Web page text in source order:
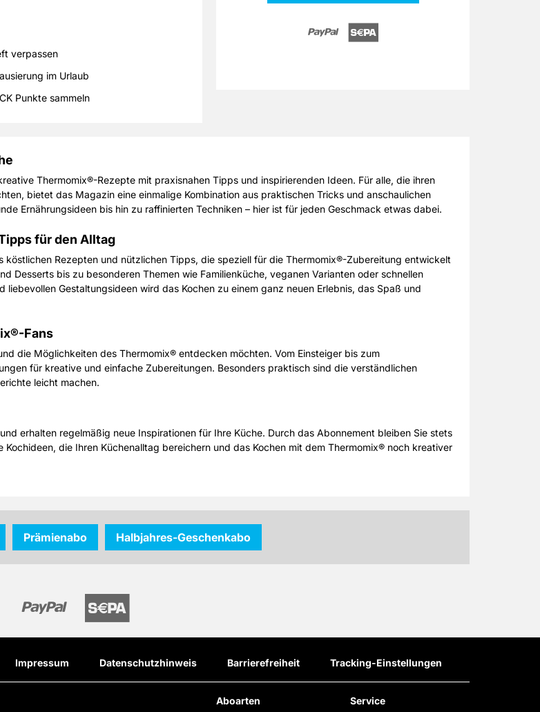
verpassen
im Urlaub
Punkte sammeln
Thermomix®-Rezepte mit praxisnahen Tipps und inspirierenden Ideen. Für alle, die ihren
bietet das Magazin eine einmalige Kombination aus praktischen Tricks und anschaulichen
Ernährungsideen bis hin zu raffinierten Techniken – hier ist für jeden Geschmack etwas dabei.
für den Alltag
Rezepten und nützlichen Tipps, die speziell für die Thermomix®-Zubereitung entwickelt
Desserts bis zu besonderen Themen wie Familienküche, veganen Varianten oder schnellen
Gestaltungsideen wird das Kochen zu einem ganz neuen Erlebnis, das Spaß und
Fans
die Möglichkeiten des Thermomix® entdecken möchten. Vom Einsteiger bis zum
für kreative und einfache Zubereitungen. Besonders praktisch sind die verständlichen
leicht machen.
erhalten regelmäßig neue Inspirationen für Ihre Küche. Durch das Abonnement bleiben Sie stets
die Ihren Küchenalltag bereichern und das Kochen mit dem Thermomix® noch kreativer
Prämienabo Halbjahres-Geschenkabo
Impressum Datenschutzhinweis Barrierefreiheit Tracking-Einstellungen
Aboarten Service